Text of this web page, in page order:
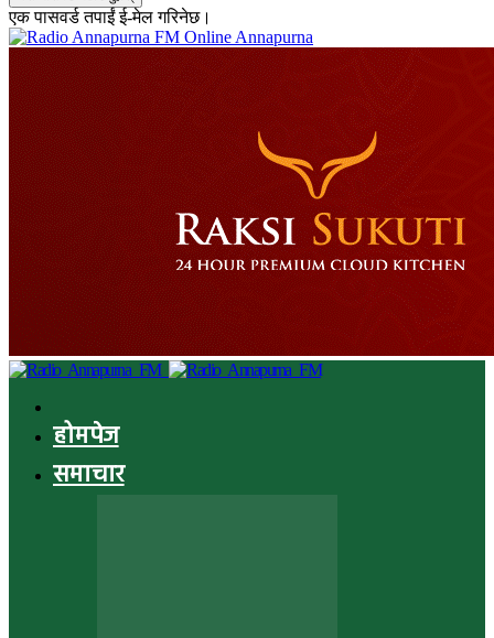
एक पासवर्ड तपाईं ई-मेल गरिनेछ।
Online Annapurna
होमपेज
समाचार